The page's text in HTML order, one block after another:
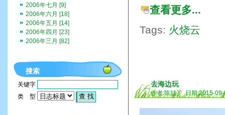
查看更多...
Tags: 火烧云
去海边玩
作者:陈喆丫 日期:2015-
2006年七月 [9]
2006年六月 [18]
2006年五月 [14]
2006年四月 [23]
2006年三月 [82]
搜索
关键字
类 型